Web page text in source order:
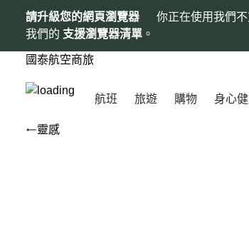
請升級您的網頁瀏覽器
你正在使用我們
我們的 支援瀏覽器清單 。
國泰航空商旅
航班 旅遊 購物 身心
靈感